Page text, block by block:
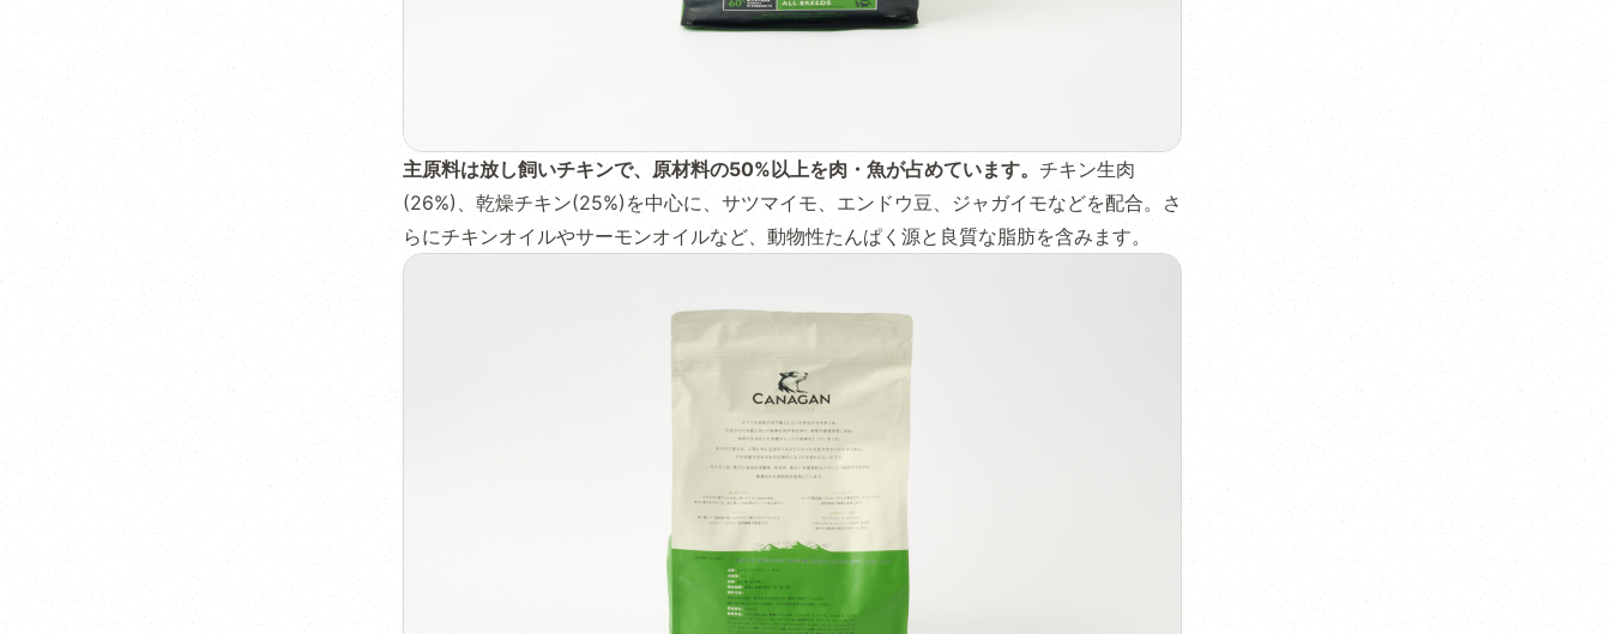
主原料は放し飼いチキンで、原材料の50%以上を肉・魚が占めています。 チキン生肉
(26%)、乾燥チキン(25%)を中心に、サツマイモ、エンドウ豆、ジャガイモなどを配合。さ
らにチキンオイルやサーモンオイルなど、動物性たんぱく源と良質な脂肪を含みます。